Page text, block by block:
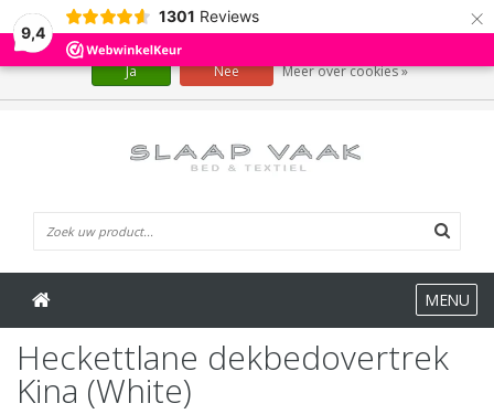
9,4
1301 Reviews ×
MENU
Heckettlane dekbedovertrek
Kina (White)
Wij slaan cookies op om onze website te verbeteren. Is dat akkoord?
Ja Nee Meer over cookies »